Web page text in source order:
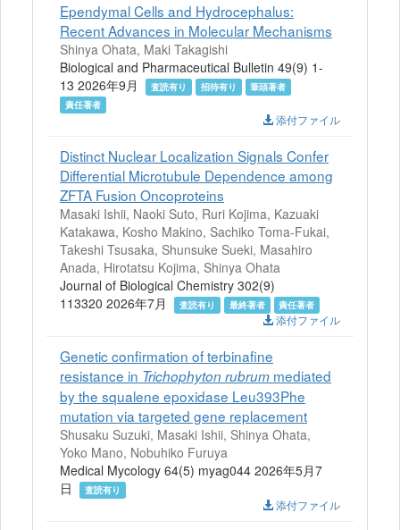
Ependymal Cells and Hydrocephalus:
Recent Advances in Molecular Mechanisms
Shinya Ohata, Maki Takagishi
Biological and Pharmaceutical Bulletin 49(9) 1-
13 2026年9月
査読有り 招待有り
筆頭著者
責任著者
添付ファイル
Distinct Nuclear Localization Signals Confer
Differential Microtubule Dependence among
ZFTA Fusion Oncoproteins
Masaki Ishii, Naoki Suto, Ruri Kojima, Kazuaki
Katakawa, Kosho Makino, Sachiko Toma-Fukai,
Takeshi Tsusaka, Shunsuke Sueki, Masahiro
Anada, Hirotatsu Kojima, Shinya Ohata
Journal of Biological Chemistry 302(9)
113320 2026年7月
査読有り 最終著者 責任著者
添付ファイル
Genetic confirmation of terbinafine
resistance in Trichophyton rubrum mediated
by the squalene epoxidase Leu393Phe
mutation via targeted gene replacement
Shusaku Suzuki, Masaki Ishii, Shinya Ohata,
Yoko Mano, Nobuhiko Furuya
Medical Mycology 64(5) myag044 2026年5月7
日
査読有り
添付ファイル